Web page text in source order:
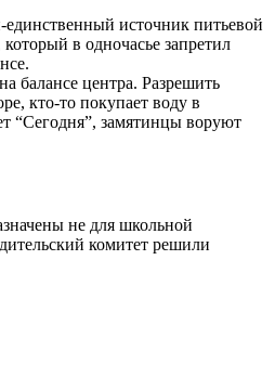
единственный источник питьевой
в одночасье запретил
балансе центра. Разрешить
кто-то покупает воду в
“Сегодня”, замятинцы воруют
не для школьной
комитет решили